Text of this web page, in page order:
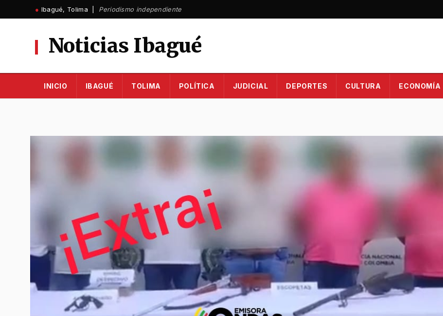
al
● Ibagué, Tolima | Periodismo independiente
Noticias Ibagué
INICIO IBAGUÉ TOLIMA POLÍTICA JUDICIAL DEPORTES CULTURA ECONOMÍA